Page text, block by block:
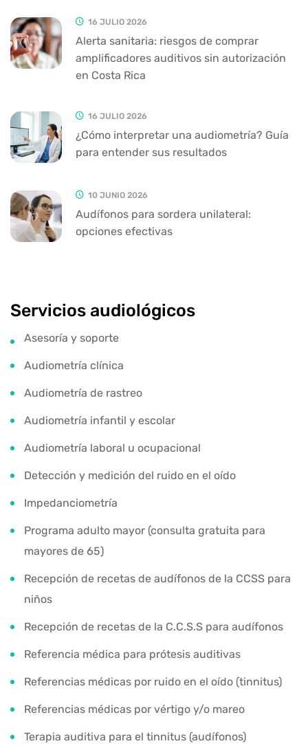
16 JULIO 2026
Alerta sanitaria: riesgos de comprar
amplificadores auditivos sin autorización
en Costa Rica
16 JULIO 2026
¿Cómo interpretar una audiometría? Guía
para entender sus resultados
10 JUNIO 2026
Audífonos para sordera unilateral:
opciones efectivas
Servicios audiológicos
Asesoría y soporte
Audiometría clínica
Audiometría de rastreo
Audiometría infantil y escolar
Audiometría laboral u ocupacional
Detección y medición del ruido en el oído
Impedanciometría
Programa adulto mayor (consulta gratuita para
mayores de 65)
Recepción de recetas de audífonos de la CCSS para
niños
Recepción de recetas de la C.C.S.S para audífonos
Referencia médica para prótesis auditivas
Referencias médicas por ruido en el oído (tinnitus)
Referencias médicas por vértigo y/o mareo
Terapia auditiva para el tinnitus (audífonos)